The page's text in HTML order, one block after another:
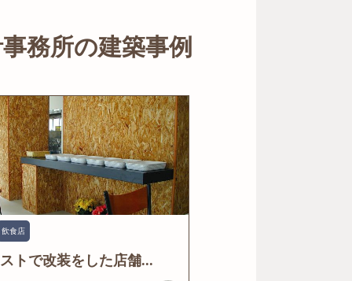
務所の建築事例
飲食店
トで改装をした店舗...